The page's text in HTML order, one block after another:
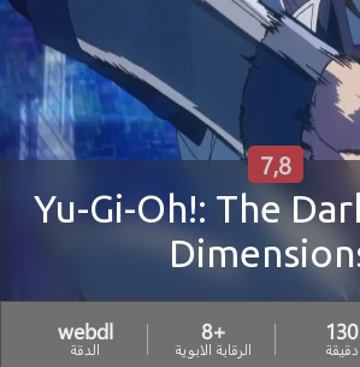
Yu-Gi-Oh!: The
7,8
130
دقيقة
+8
الرقابة الابوية
webdl
الدقة